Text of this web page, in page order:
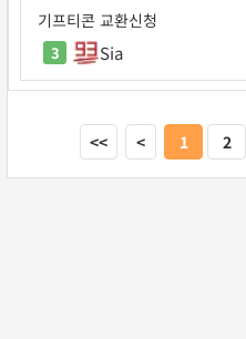
기프티콘 교환신청
3 Sia
<< < 1 2